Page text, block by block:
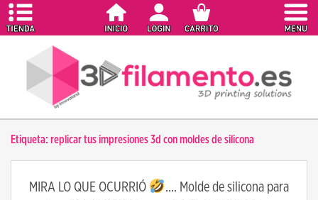
Etiqueta: replicar tus impresiones 3d con moldes de silicona
MIRA LO QUE OCURRIÓ
…. Molde de silicona para